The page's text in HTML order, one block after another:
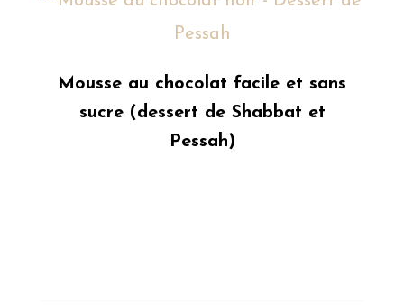
Mousse au chocolat facile et sans
sucre (dessert de Shabbat et
Pessah)